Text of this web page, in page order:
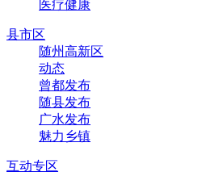
医疗健康
县市区
随州高新区
动态
曾都发布
随县发布
广水发布
魅力乡镇
互动专区